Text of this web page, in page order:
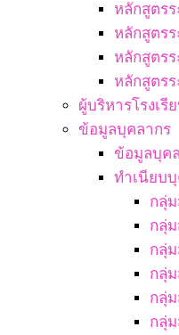
หลักสูตร
หลักสูตร
หลักสูตร
หลักสูตร
ผู้บริหารโรงเรี
ข้อมูลบุคลากร
ข้อมูลบุค
ทำเนียบ
กลุ่
กลุ่
กลุ่
กลุ่
กลุ่
กลุ่